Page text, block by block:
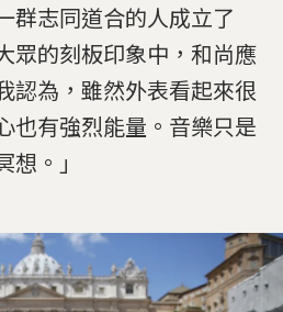
群志同道合的人成立了
眾的刻板印象中，和尚應
認為，雖然外表看起來很
也有強烈能量。音樂只是
。」